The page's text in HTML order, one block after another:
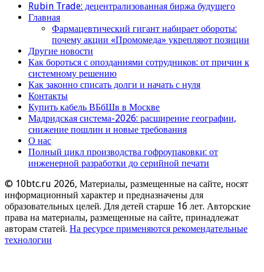
Rubin Trade: децентрализованная биржа будущего
Главная
Фармацевтический гигант набирает обороты:
почему акции «Промомеда» укрепляют позиции
Другие новости
Как бороться с опозданиями сотрудников: от причин к
системному решению
Как законно списать долги и начать с нуля
Контакты
Купить кабель ВБбШв в Москве
Мадридская система-2026: расширение географии,
снижение пошлин и новые требования
О нас
Полный цикл производства гофроупаковки: от
инженерной разработки до серийной печати
© 10btc.ru 2026, Материалы, размещенные на сайте, носят
информационный характер и предназначены для
образовательных целей. Для детей старше 16 лет. Авторские
права на материалы, размещенные на сайте, принадлежат
авторам статей. На ресурсе применяются рекомендательные
технологии